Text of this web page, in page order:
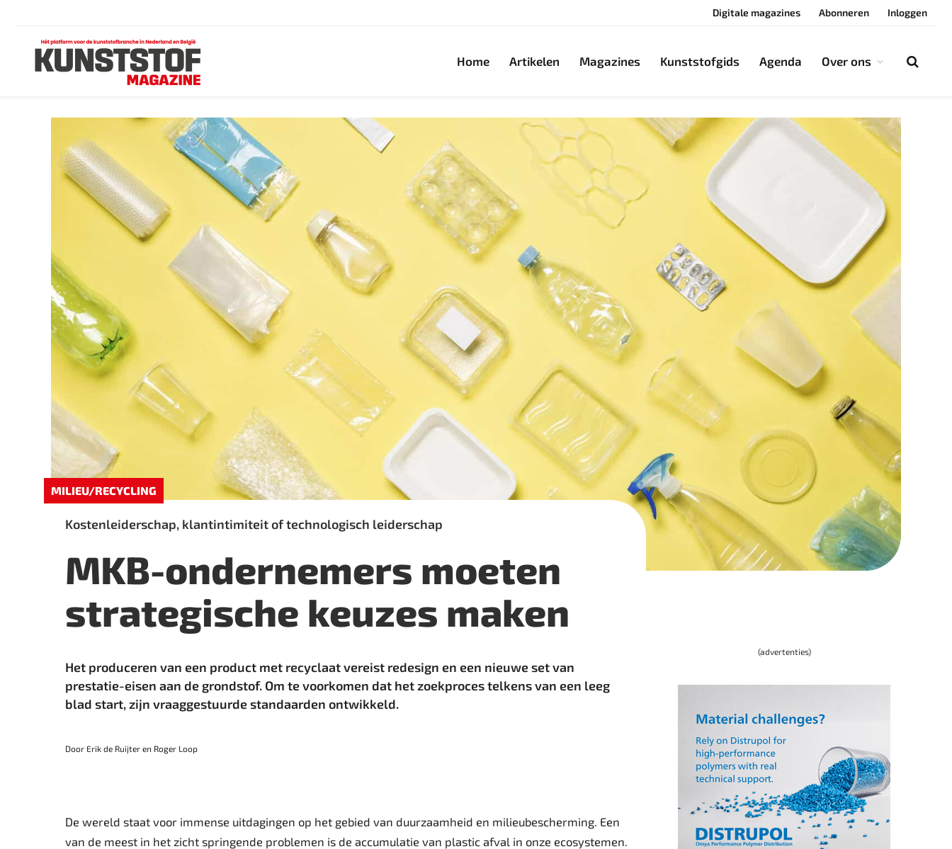
Digitale magazines Abonneren Inloggen
Home Artikelen Magazines Kunststofgids Agenda Over ons
MILIEU/RECYCLING
Kostenleiderschap, klantintimiteit of technologisch leiderschap
MKB-ondernemers moeten
strategische keuzes maken
Het produceren van een product met recyclaat vereist redesign en een nieuwe set van
prestatie-eisen aan de grondstof. Om te voorkomen dat het zoekproces telkens van een leeg
blad start, zijn vraaggestuurde standaarden ontwikkeld.
Door Erik de Ruijter en Roger Loop
De wereld staat voor immense uitdagingen op het gebied van duurzaamheid en milieubescherming. Een
van de meest in het zicht springende problemen is de accumulatie van plastic afval in onze ecosystemen.
(advertenties)